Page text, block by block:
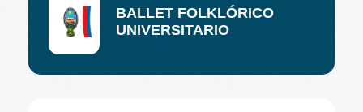
BALLET FOLKLÓRICO
UNIVERSITARIO